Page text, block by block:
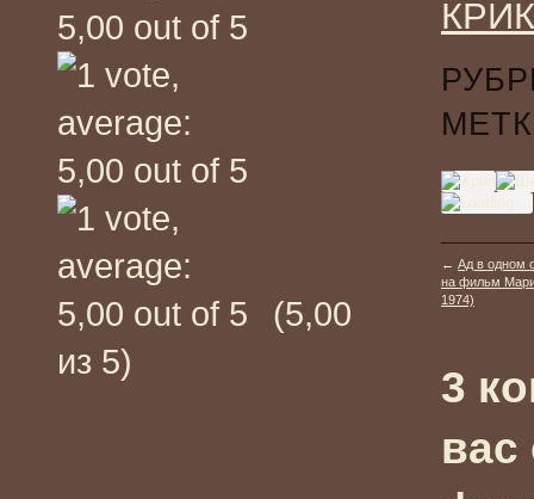
(5,00
из 5)
← Ад в одном
на фильм
1974)
3